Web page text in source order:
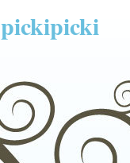
pickipicki